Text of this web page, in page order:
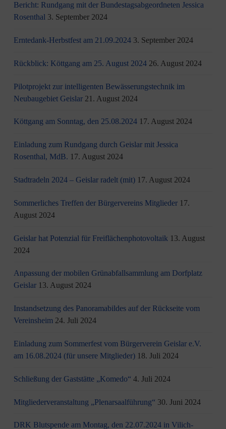
Bericht: Rundgang mit der Bundestagsabgeordneten Jessica
Rosenthal 3. September 2024
Erntedank-Herbstfest am 21.09.2024 3. September 2024
Rückblick: Köttgang am 25. August 2024 26. August 2024
Pilotprojekt zur intelligenten Bewässerungstechnik im
Neubaugebiet Geislar 21. August 2024
Köttgang am Sonntag, den 25.08.2024 17. August 2024
Einladung zum Rundgang durch Geislar mit Jessica
Rosenthal, MdB. 17. August 2024
Stadtradeln 2024 – Geislar radelt (mit) 17. August 2024
Sommerliches Treffen der Bürgervereins Mitglieder 17.
August 2024
Geislar hat Potenzial für Freiflächenphotovoltaik 13. August
2024
Anpassung der mobilen Grünabfallsammlung am Dorfplatz
Geislar 13. August 2024
Instandsetzung des Panoramabildes auf der Rückseite vom
Vereinsheim 24. Juli 2024
Einladung zum Sommerfest vom Bürgerverein Geislar e.V.
am 16.08.2024 (für unsere Mitglieder) 18. Juli 2024
Schließung der Gaststätte „Komedo“ 4. Juli 2024
Mitgliederveranstaltung „Plenarsaalführung“ 30. Juni 2024
DRK Blutspende am Montag, den 22.07.2024 in Vilich-